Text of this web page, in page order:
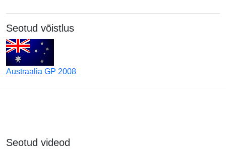
Seotud võistlus
Austraalia GP 2008
Seotud videod